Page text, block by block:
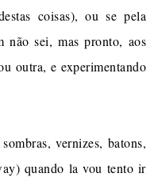
coisas), ou se pela
não sei, mas pronto, aos
outra, e experimentando
vernizes, batons,
quando la vou tento ir